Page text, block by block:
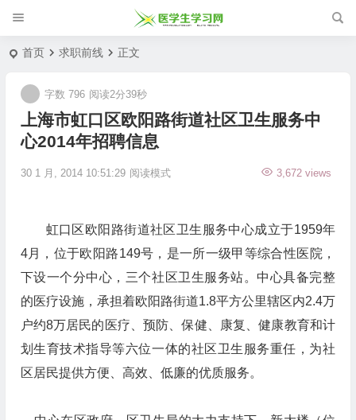
首页 求职前线 正文
上海市虹口区欧阳路街道社区卫生服务中
心2014年招聘信息
30 1 月, 2014 10:51:29 3,672 views
字数 796 阅读2分39秒
阅读模式
虹口区欧阳路街道社区卫生服务中心成立于1959年
4月，位于欧阳路149号，是一所一级甲等综合性医院，
下设一个分中心，三个社区卫生服务站。中心具备完整
的医疗设施，承担着欧阳路街道1.8平方公里辖区内2.4万
户约8万居民的医疗、预防、保健、康复、健康教育和计
划生育技术指导等六位一体的社区卫生服务重任，为社
区居民提供方便、高效、低廉的优质服务。